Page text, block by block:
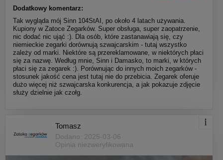
Dodatkowy komentarz:
Tak wygląda mój Sinn 104StAI, po około 4 latach używania.
Kupiony w Zatoce Zegarków. Super obsługa, super zaopatrzenie,
nic dodać nic ująć :). Dla osób, które zastanawiają się, czy
niemieckie zegarki dorównują szwajcarskim - tutaj wszystko
zależy od marki. Niektóre są przereklamowane, w niektórych płaci
się za nazwę. Według mnie, Sinn i Damasko, to marki, w których
płaci się za zegarek :). Porównując do innych moich zegarków -
stosunek jakość cena jest tutaj nie do przebicia. Zegarek oferuje
dużo więcej niż szwajcarska konkurencja, a jak pokazuje zdjęcie
służy dzielnie jak czołg.
Tomasz
Dodano: 2025-03-06
Opinia niezweryfikowana